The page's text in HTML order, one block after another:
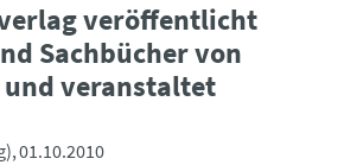
veröffentlicht
Sachbücher von
und veranstaltet
01.10.2010